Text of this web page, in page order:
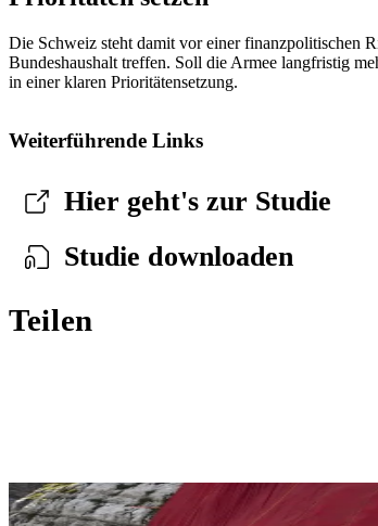
Die Schweiz steht damit vor einer finanzpolitischen
Bundeshaushalt treffen. Soll die Armee langfristig
in einer klaren Prioritätensetzung.
Weiterführende Links
Hier geht's zur Studie
Studie downloaden
Teilen